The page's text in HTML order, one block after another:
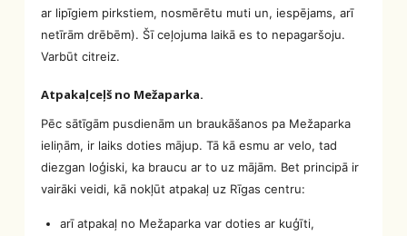
ar lipīgiem pirkstiem, nosmērētu muti un, iespējams, arī
netīrām drēbēm). Šī ceļojuma laikā es to nepagaršoju.
Varbūt citreiz.
Atpakaļceļš no Mežaparka.
Pēc sātīgām pusdienām un braukāšanos pa Mežaparka
ieliņām, ir laiks doties mājup. Tā kā esmu ar velo, tad
diezgan loģiski, ka braucu ar to uz mājām. Bet principā ir
vairāki veidi, kā nokļūt atpakaļ uz Rīgas centru:
arī atpakaļ no Mežaparka var doties ar kuģīti,